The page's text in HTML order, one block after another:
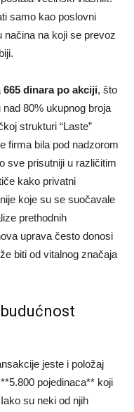
samo kao poslovni
načina na koji se prevoz
665 dinara po akciji, što
80% ukupnog broja
strukturi “Laste”
firma bila pod nadzorom
sve prisutniji u različitim
kako privatni
koje su se suočavale
prethodnih
uprava često donosi
biti od vitalnog značaja
jeste i položaj
pojedinaca** koji
su neki od njih